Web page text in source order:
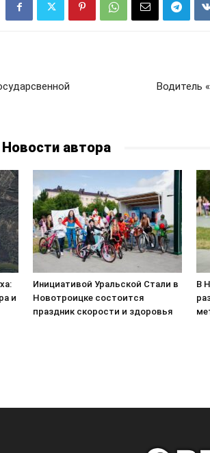
Водитель
Новости автора
и
Инициативой Уральской Стали в
Новотроицке состоится
праздник скорости и здоровья
В